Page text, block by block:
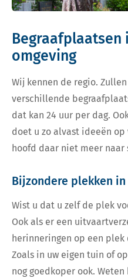
Begraafplaatsen
omgeving
Wij kennen de regio.
verschillende
dat kan 24 uur per dag.
doet u zo alvast ideeën
hoofd daar niet meer
Bijzondere plekken
Wist u dat u zelf de plek
Ook als er een
herinneringen op een
Zoals in uw eigen tuin of
nog goedkoper ook. Weten